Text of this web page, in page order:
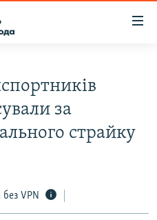
за
страйку
VPN